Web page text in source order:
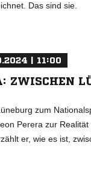
Das sind sie.
| 11:00
ZWISCHEN
zum
Perera zur
er, wie es ist,